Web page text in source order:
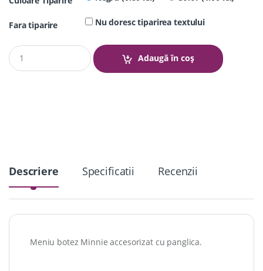
Fara tiparire Nu doresc tiparirea textului
Q
u
Adaugă în coș
Descriere Specificatii Recenzii
Meniu botez Minnie accesorizat cu panglica.